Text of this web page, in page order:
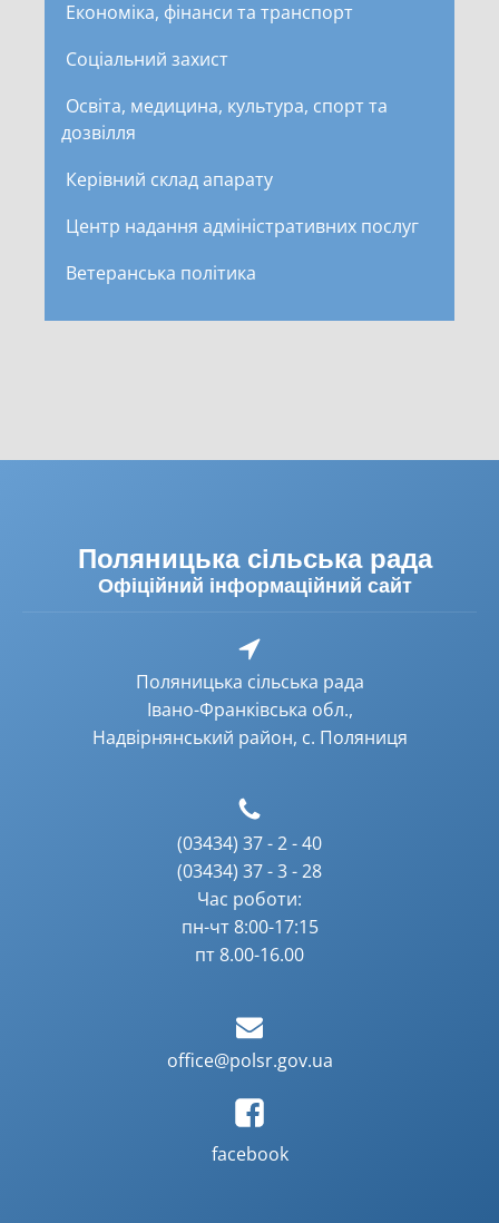
Економіка, фінанси та транспорт
Соціальний захист
Освіта, медицина, культура, спорт та
дозвілля
Керівний склад апарату
Центр надання адміністративних послуг
Ветеранська політика
Поляницька сільська рада
Офіційний інформаційний сайт
Поляницька сільська рада
Івано-Франківська обл.,
Надвірнянський район, с. Поляниця
(03434) 37 - 2 - 40
(03434) 37 - 3 - 28
Час роботи:
пн-чт 8:00-17:15
пт 8.00-16.00
office@polsr.gov.ua
facebook